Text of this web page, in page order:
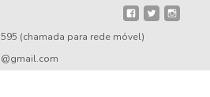
(chamada para rede móvel)